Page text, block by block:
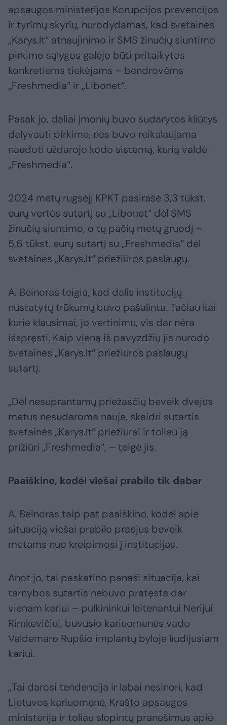
apsaugos ministerijos Korupcijos prevencijos
ir tyrimų skyrių, nurodydamas, kad svetainės
„Karys.lt“ atnaujinimo ir SMS žinučių siuntimo
pirkimo sąlygos galėjo būti pritaikytos
konkretiems tiekėjams – bendrovėms
„Freshmedia“ ir „Libonet“.
Pasak jo, daliai įmonių buvo sudarytos kliūtys
dalyvauti pirkime, nes buvo reikalaujama
naudoti uždarojo kodo sistemą, kurią valdė
„Freshmedia“.
2024 metų rugsėjį KPKT pasirašė 3,3 tūkst.
eurų vertės sutartį su „Libonet“ dėl SMS
žinučių siuntimo, o tų pačių metų gruodį –
5,6 tūkst. eurų sutartį su „Freshmedia“ dėl
svetainės „Karys.lt“ priežiūros paslaugų.
A. Beinoras teigia, kad dalis institucijų
nustatytų trūkumų buvo pašalinta. Tačiau kai
kurie klausimai, jo vertinimu, vis dar nėra
išspręsti. Kaip vieną iš pavyzdžių jis nurodo
svetainės „Karys.lt“ priežiūros paslaugų
sutartį.
„Dėl nesuprantamų priežasčių beveik dvejus
metus nesudaroma nauja, skaidri sutartis
svetainės „Karys.lt“ priežiūrai ir toliau ją
prižiūri „Freshmedia“, – teigė jis.
Paaiškino, kodėl viešai prabilo tik dabar
A. Beinoras taip pat paaiškino, kodėl apie
situaciją viešai prabilo praėjus beveik
metams nuo kreipimosi į institucijas.
Anot jo, tai paskatino panaši situacija, kai
tarnybos sutartis nebuvo pratęsta dar
vienam kariui – pulkininkui leitenantui Nerijui
Rimkevičiui, buvusio kariuomenės vado
Valdemaro Rupšio implantų byloje liudijusiam
kariui.
„Tai darosi tendencija ir labai nesinori, kad
Lietuvos kariuomenė, Krašto apsaugos
ministerija ir toliau slopintų pranešimus apie